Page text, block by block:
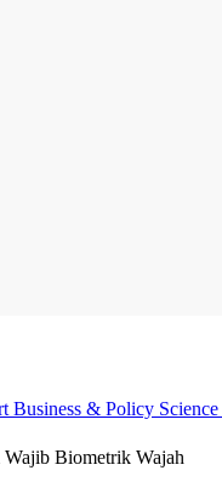
Business & Policy Science
Biometrik Wajah